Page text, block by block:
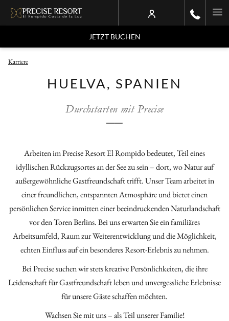
JETZT BUCHEN
Karriere
HUELVA, SPANIEN
Durchstarten mit Precise
──
Arbeiten im Precise Resort El Rompido bedeutet, Teil eines
idyllischen Rückzugsortes an der See zu sein – dort, wo Natur auf
außergewöhnliche Gastfreundschaft trifft. Unser Team arbeitet in
einer freundlichen, entspannten Atmosphäre und bietet einen
persönlichen Service inmitten einer beeindruckenden Naturlandschaft
vor den Toren Berlins. Bei uns erwarten Sie ein familiäres
Arbeitsumfeld, Raum zur Weiterentwicklung und die Möglichkeit,
echten Einfluss auf ein besonderes Resort-Erlebnis zu nehmen.
Bei Precise suchen wir stets kreative Persönlichkeiten, die ihre
Leidenschaft für Gastfreundschaft leben und unvergessliche Erlebnisse
für unsere Gäste schaffen möchten.
Wachsen Sie mit uns – als Teil unserer Familie!